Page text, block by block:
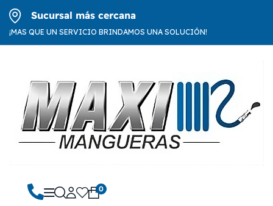
Sucursal más cercana
¡MAS QUE UN SERVICIO BRINDAMOS UNA SOLUCIÓN!
0